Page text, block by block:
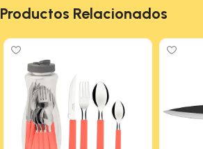
Productos Relacionados